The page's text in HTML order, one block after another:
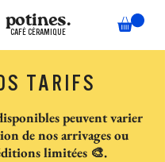
potines.
CAFÉ CÉRAMIQUE
TARIFS
peuvent varier
de nos arrivages ou
limitées 🎨.